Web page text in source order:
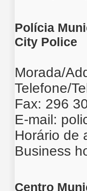
Polícia
City Police
Morada/
Telefone/
Fax: 296
E-mail:
Horário de
Business
Centro